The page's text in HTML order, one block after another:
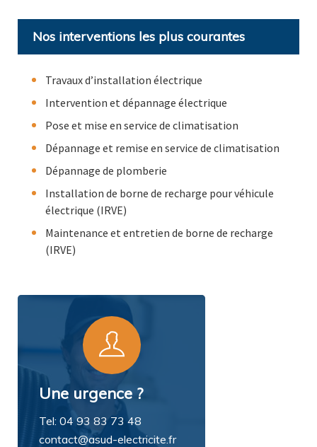
Nos interventions les plus courantes
Travaux d’installation électrique
Intervention et dépannage électrique
Pose et mise en service de climatisation
Dépannage et remise en service de climatisation
Dépannage de plomberie
Installation de borne de recharge pour véhicule
électrique (IRVE)
Maintenance et entretien de borne de recharge
(IRVE)
Une urgence ?
Tel: 04 93 83 73 48
contact@asud-electricite.fr